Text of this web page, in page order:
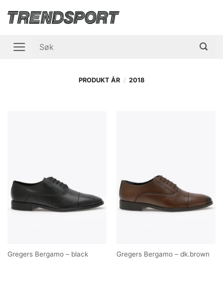
etter:
PRODUKT ÅR / 2018
Gregers Bergamo – black Gregers Bergamo – dk.brown